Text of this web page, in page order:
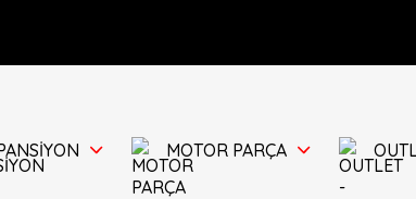
MOTOR PARÇA